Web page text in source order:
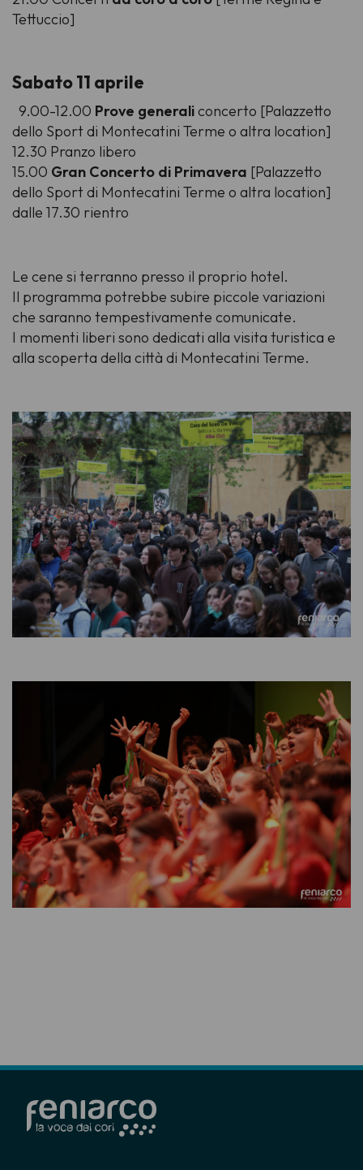
Tettuccio]
Sabato 11 aprile
9.00-12.00 Prove generaliconcerto [Palazzetto
dello Sport di Montecatini Terme o altra location]
12.30 Pranzo libero
15.00 Gran Concerto di Primavera [Palazzetto
dello Sport di Montecatini Terme o altra location]
dalle 17.30 rientro
Le cene si terranno presso il proprio hotel.
Il programma potrebbe subire piccole variazioni
che saranno tempestivamente comunicate.
I momenti liberi sono dedicati alla visita turistica e
alla scoperta della città di Montecatini Terme.